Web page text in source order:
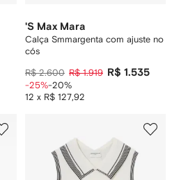
'S Max Mara
Calça Smmargenta com ajuste no
cós
R$ 2.600 R$ 1.919 R$ 1.535
12 x R$ 127,92
-25%-20%